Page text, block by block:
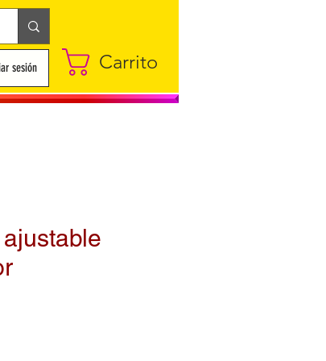
Carrito
sesión